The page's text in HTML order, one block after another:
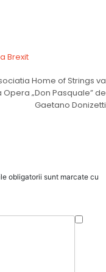
Brexit
Home of Strings va
Opera „Don Pasquale” de
Gaetano Donizetti
obligatorii sunt marcate cu